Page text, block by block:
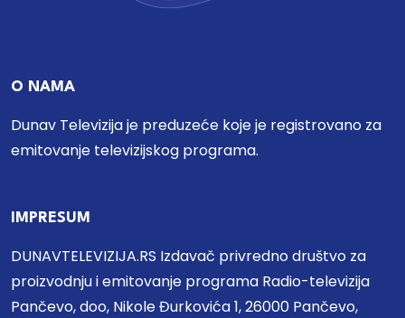
O NAMA
Dunav Televizija je preduzeće koje je registrovano za
emitovanje televizijskog programa.
IMPRESUM
DUNAVTELEVIZIJA.RS Izdavač privredno društvo za
proizvodnju i emitovanje programa Radio-televizija
Pančevo, doo, Nikole Đurkovića 1, 26000 Pančevo,